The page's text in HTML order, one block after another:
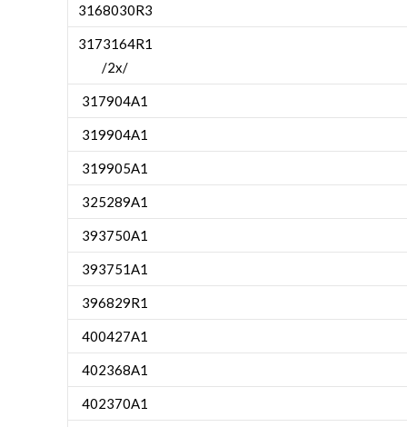
3168030R3
3173164R1
/2x/
317904A1
319904A1
319905A1
325289A1
393750A1
393751A1
396829R1
400427A1
402368A1
402370A1